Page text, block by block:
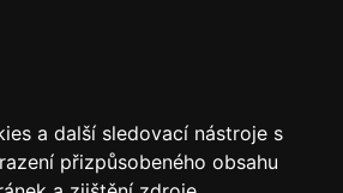
a další sledovací nástroje s
přizpůsobeného obsahu